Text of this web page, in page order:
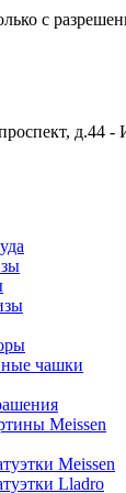
с
д.44 -
чашки
Meissen
Meissen
Lladro